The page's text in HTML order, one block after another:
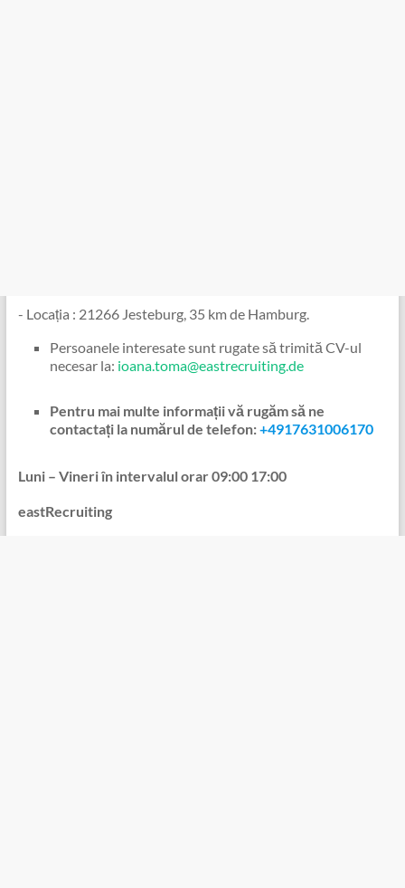
️- Locația : 21266 Jesteburg, 35 km de Hamburg.
Persoanele interesate sunt rugate să trimită CV-ul
necesar la: ioana.toma@eastrecruiting.de
Pentru mai multe informații vă rugăm să ne
contactați la numărul de telefon:+4917631006170
Luni – Vineri în intervalul orar 09:00 17:00
eastRecruiting